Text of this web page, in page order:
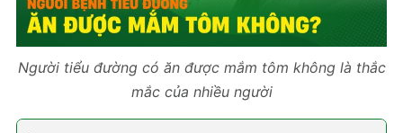
Người tiểu đường có ăn được mắm tôm không là thắc
mắc của nhiều người